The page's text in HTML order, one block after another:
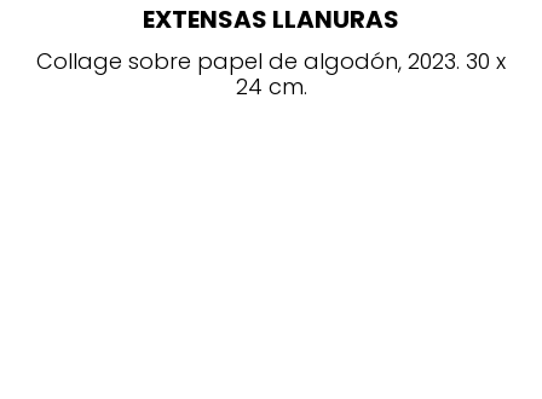
EXTENSAS LLANURAS
Collage sobre papel de algodón, 2023. 30 x
24 cm.